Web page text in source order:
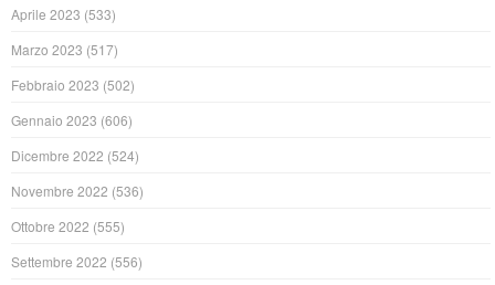
Aprile 2023 (533)
Marzo 2023 (517)
Febbraio 2023 (502)
Gennaio 2023 (606)
Dicembre 2022 (524)
Novembre 2022 (536)
Ottobre 2022 (555)
Settembre 2022 (556)